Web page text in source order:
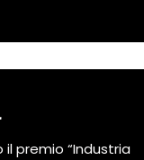
premio “Industria